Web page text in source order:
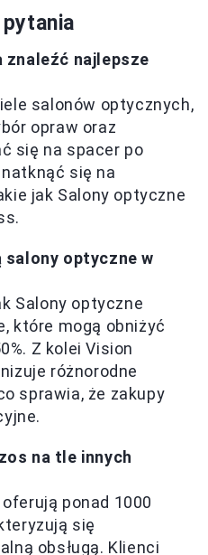
znaleźć najlepsze
salonów optycznych,
opraw oraz
się na spacer po
się na
jak Salony optyczne
optyczne w
Salony optyczne
które mogą obniżyć
Z kolei Vision
różnorodne
sprawia, że zakupy
na tle innych
ponad 1000
się
obsługą. Klienci